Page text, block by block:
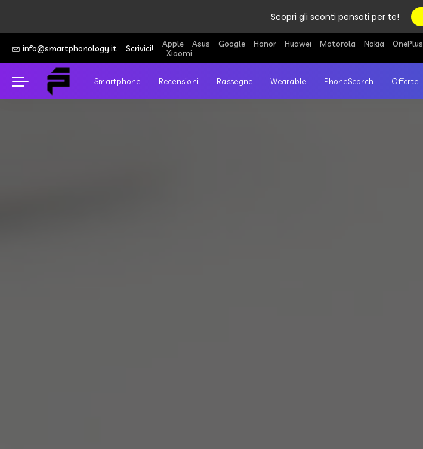
Scopri gli sconti pensati per te!
info@smartphonology.it Scrivici! Apple Asus Google Honor Huawei Motorola Nokia OnePlus
Xiaomi
Smartphone Recensioni Rassegne Wearable PhoneSearch Offerte